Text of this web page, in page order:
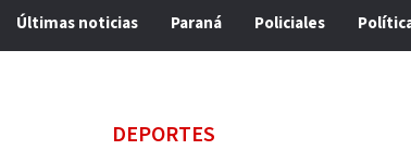
Últimas noticias Paraná Policiales
DEPORTES